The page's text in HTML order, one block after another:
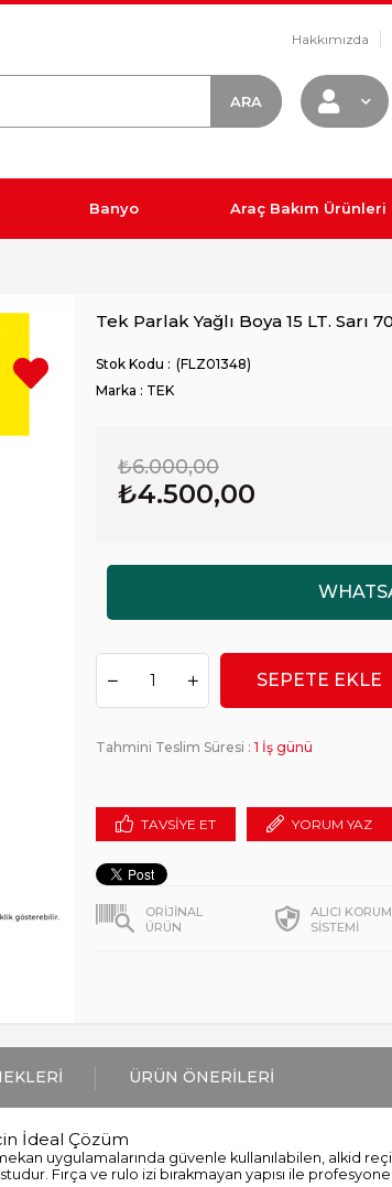
Hakkımızda
Banyo Araç Bakım Ürünleri
Tek Parlak Yağlı Boya 15 LT. Sarı
(FLZ01348)
Marka : TEK
₺6.000,00
₺4.500,00
Tahmini Teslim Süresi : 1 İş günü
TAVSIYE ET YORUM YAZ
ORİJİNAL
ÜRÜN
ALICI
SİSTEMİ
ÜRÜN ÖNERILERI
İdeal Çözüm
uygulamalarında güvenle kullanılabilen, alkid
Fırça ve rulo izi bırakmayan yapısı ile